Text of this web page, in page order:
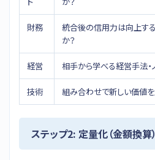
財務
統合後の信用力は向上す
か？
経営 相手から学べる経営手法・
技術 組み合わせで新しい価値
ステップ2: 定量化（金額換算）